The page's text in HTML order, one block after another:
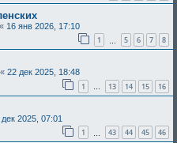
« 16 янв 2026, 17:10
1 5 6 7 8
« 22 дек 2025, 18:48
1 … 13 14 15 16
2025, 07:01
1 43 44 45 46